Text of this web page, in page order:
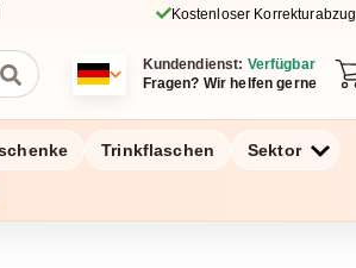
Kostenloser Korrekturabzug
Kundendienst: Verfügbar
Fragen? Wir helfen gerne
Trinkflaschen Sektor